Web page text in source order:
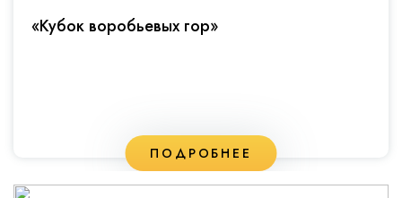
«Кубок воробьевых гор»
ПОДРОБНЕЕ